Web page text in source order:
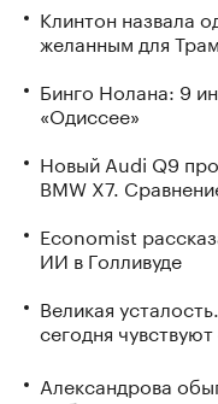
Клинтон назвала
желанным для
Бинго Нолана: 9
«Одиссее»
Новый Audi Q9
BMW X7.
Economist
ИИ в Голливуде
Великая
сегодня
Александрова